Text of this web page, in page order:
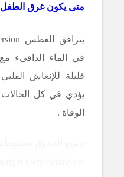
متى يكون غرق
يترافق الغطس
في الماء الدافىء
قليلة للإنعاش
يؤدي في كل الحالات
الوفاة .